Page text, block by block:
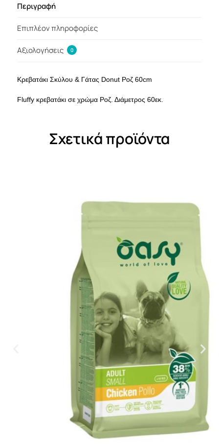
Περιγραφή
Επιπλέον πληροφορίες
Αξιολογήσεις 0
Κρεβατάκι Σκύλου & Γάτας Donut Ροζ 60cm
Fluffy κρεβατάκι σε χρώμα Ροζ. Διάμετρος 60εκ.
Σχετικά προϊόντα